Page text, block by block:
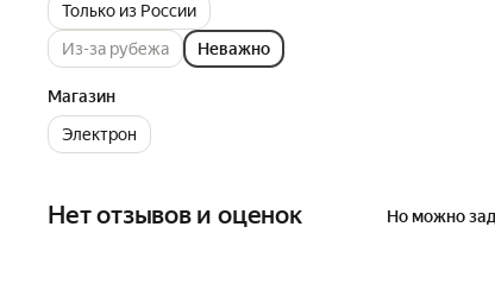
Только из России
Из-за рубежа
Неважно
Магазин
Электрон
Нет отзывов и оценок Но можно